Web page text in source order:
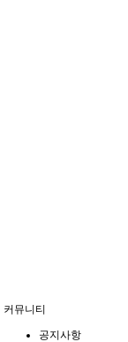
커뮤니티
공지사항